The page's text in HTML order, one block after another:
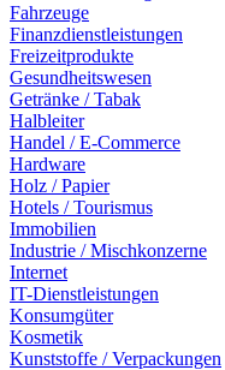
Fahrzeuge
Finanzdienstleistungen
Freizeitprodukte
Gesundheitswesen
Getränke / Tabak
Halbleiter
Handel / E-Commerce
Hardware
Holz / Papier
Hotels / Tourismus
Immobilien
Industrie / Mischkonzerne
Internet
IT-Dienstleistungen
Konsumgüter
Kosmetik
Kunststoffe / Verpackungen